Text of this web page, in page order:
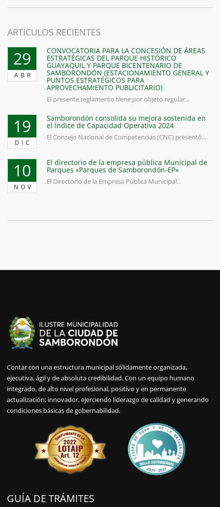
ARTICULOS RECIENTES
29
ABR
CONVOCATORIA PARA LA CONCESIÓN DE ÁREAS
ESTRATÉGICAS DEL PARQUE HISTÓRICO
GUAYAQUIL Y PARQUE BICENTENARIO DE
SAMBORONDÓN (ESTACIONAMIENTO GENERAL Y
PUNTOS ESTRATÉGICOS PARA
APROVECHAMIENTO PUBLICITARIO)
El presente reglamento tiene por objeto regular...
19
DIC
Samborondón consolida su mejora sostenida en
el Índice de Capacidad Operativa 2024
El Consejo Nacional de Competencias (CNC) presentó...
10
NOV
El directorio de la empresa pública Municipal de
Parques «Parques de Samborondón-EP»
El Directorio de la Empresa Pública Municipal...
Contar con una estructura municipal sólidamente organizada,
ejecutiva, ágil y de absoluta credibilidad. Con un equipo humano
integrado, de alto nivel profesional, positivo y en permanente
actualización; innovador, ejerciendo liderazgo de calidad y generando
condiciones básicas de gobernabilidad.
GUÍA DE TRÁMITES